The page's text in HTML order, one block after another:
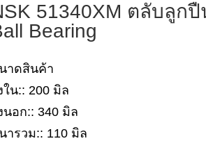
51340XM ตลับลูก
Bearing
าดสินค้า
ใน:: 200 มิล
นอก:: 340 มิล
ารวม:: 110 มิล